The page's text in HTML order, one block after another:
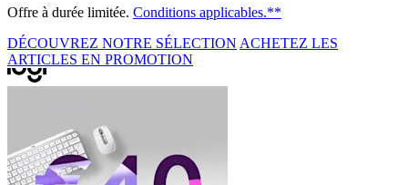
Offre à durée limitée. Conditions applicables.**
DÉCOUVREZ NOTRE SÉLECTION ACHETEZ LES
ARTICLES EN PROMOTION